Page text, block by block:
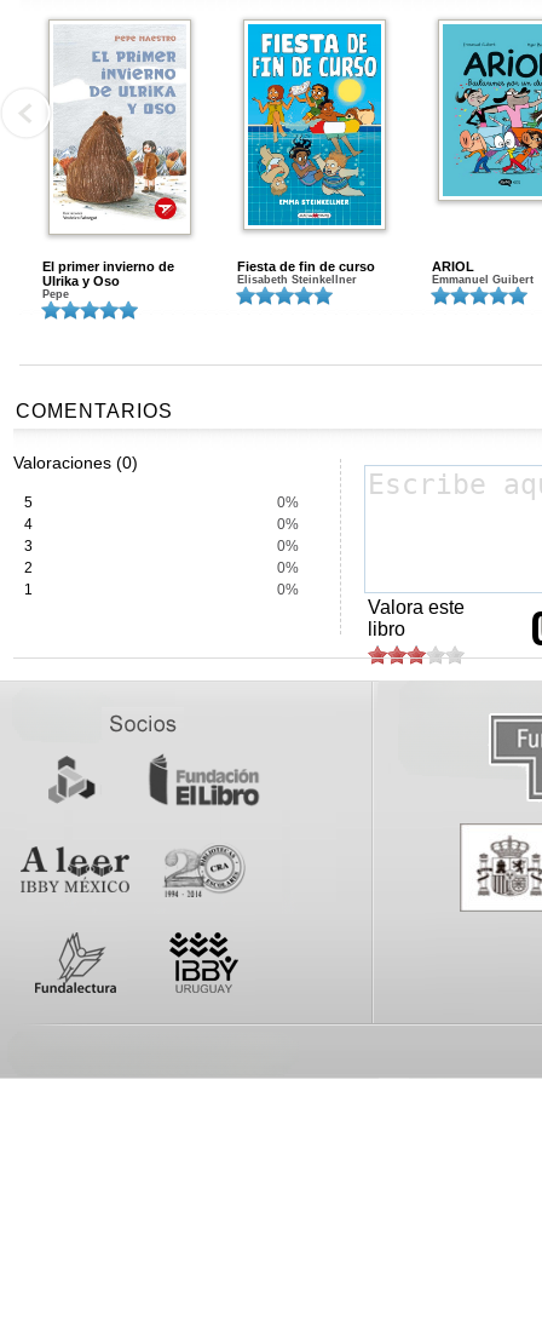
El primer invierno de
Ulrika y Oso
Pepe
Fiesta de fin de curso
Elisabeth Steinkellner
ARIOL
Emmanuel Guibert
COMENTARIOS
Valoraciones (0)
5
0%
4
0%
3
0%
2
0%
1
0%
Valora este
libro